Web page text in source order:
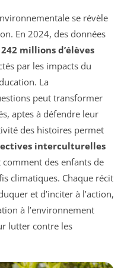
se révèle
En 2024, des données
242 millions d’élèves
par les impacts du
La
peut transformer
aptes à défendre leur
des histoires permet
interculturelles
des enfants de
climatiques. Chaque récit
et d’inciter à l’action,
à l’environnement
lutter contre les